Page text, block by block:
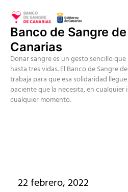
contenido
Banco de Sangre de
Canarias
Donar sangre es un gesto sencillo
hasta tres vidas. El Banco de Sangre
trabaja para que esa solidaridad
paciente que la necesita, en cualquier
cualquier momento.
22 febrero, 2022